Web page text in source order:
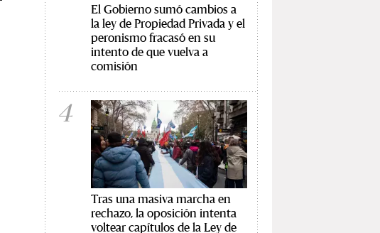
El Gobierno sumó cambios a
la ley de Propiedad Privada y el
peronismo fracasó en su
intento de que vuelva a
comisión
4
Tras una masiva marcha en
rechazo, la oposición intenta
voltear capítulos de la Ley de